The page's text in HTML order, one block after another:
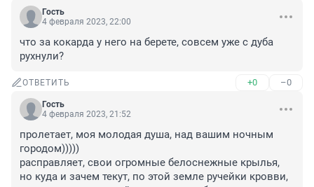
Гость
4 февраля 2023, 22:00
что за кокарда у него на берете, совсем уже с дуба
рухнули?
ОТВЕТИТЬ +0 –0
Гость
4 февраля 2023, 21:52
пролетает, моя молодая душа, над вашим ночным
городом)))))
расправляет, свои огромные белоснежные крылья,
но куда и зачем текут, по этой земле ручейки кровви,